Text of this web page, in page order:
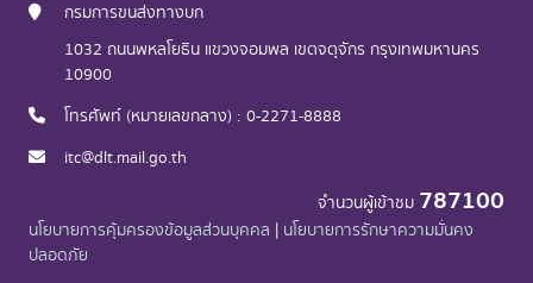
กรมการขนส่งทางบก
1032 ถนนพหลโยธิน แขวงจอมพล เขตจตุจักร กรุงเทพมหานคร
10900
โทรศัพท์ (หมายเลขกลาง) : 0-2271-8888
itc@dlt.mail.go.th
จำนวนผู้เข้าชม 787100
นโยบายการคุ้มครองข้อมูลส่วนบุคคล | นโยบายการรักษาความมั่นคง
ปลอดภัย